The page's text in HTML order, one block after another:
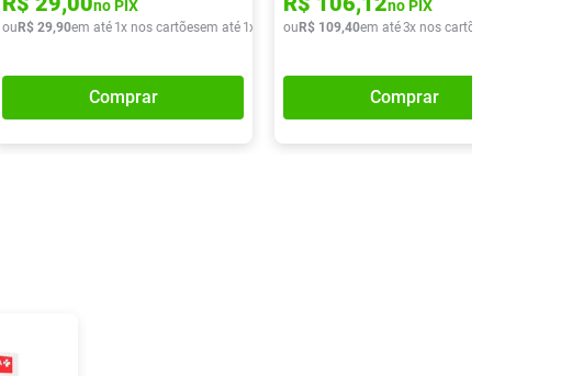
R$ 56,06
no PIX
ou R$ 29,90em até 1x nos cartõesem até 1x de R$ 29,90
Comprar
no PIX
ou R$ 109,40em até3x nos cartões
Comprar